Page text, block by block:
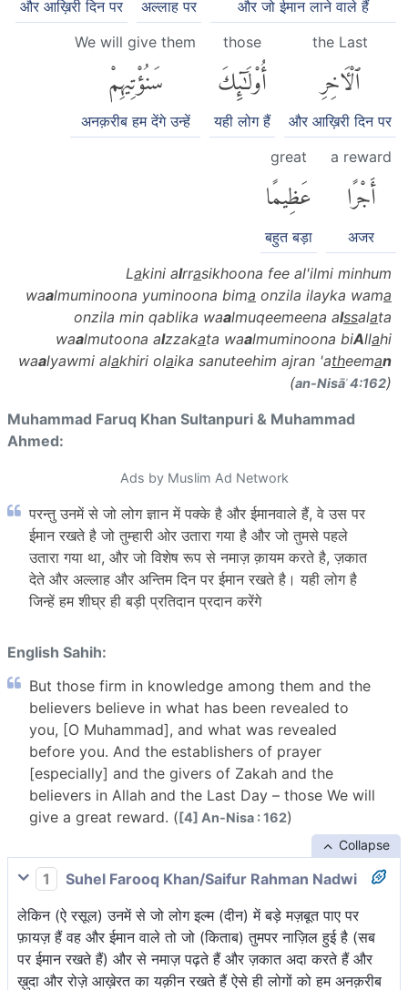
और जो ईमान लाने वाले हैं
अल्लाह पर
और आख़िरी दिन पर
the Last
ٱلْءَاخِرِ
और आख़िरी दिन पर
those
أُو۟لَٰٓئِكَ
यही लोग हैं
We will give them
سَنُؤْتِيهِمْ
अनक़रीब हम देंगे उन्हें
a reward
أَجْرًا
अजर
great
عَظِيمًا
बहुत बड़ा
Lakini alrrasikhoona fee al'ilmi minhum
waalmuminoona yuminoona bima onzila ilayka wama
onzila min qablika waalmuqeemeena alssalata
waalmutoona alzzakata waalmuminoona biAllahi
waalyawmi alakhiri olaika sanuteehim ajran 'atheeman
(an-Nisāʾ 4:162)
Muhammad Faruq Khan Sultanpuri & Muhammad
Ahmed:
Ads by Muslim Ad Network
परन्तु उनमें से जो लोग ज्ञान में पक्के है और ईमानवाले हैं, वे उस पर
ईमान रखते है जो तुम्हारी ओर उतारा गया है और जो तुमसे पहले
उतारा गया था, और जो विशेष रूप से नमाज़ क़ायम करते है, ज़कात
देते और अल्लाह और अन्तिम दिन पर ईमान रखते है। यही लोग है
जिन्हें हम शीघ्र ही बड़ी प्रतिदान प्रदान करेंगे
English Sahih:
But those firm in knowledge among them and the
believers believe in what has been revealed to
you, [O Muhammad], and what was revealed
before you. And the establishers of prayer
[especially] and the givers of Zakah and the
believers in Allah and the Last Day – those We will
give a great reward. ([4] An-Nisa : 162)
Collapse
1
Suhel Farooq Khan/Saifur Rahman Nadwi
लेकिन (ऐ रसूल) उनमें से जो लोग इल्म (दीन) में बड़े मज़बूत पाए पर
फ़ायज़ हैं वह और ईमान वाले तो जो (किताब) तुमपर नाज़िल हुई है (सब
पर ईमान रखते हैं) और से नमाज़ पढ़ते हैं और ज़कात अदा करते हैं और
ख़ुदा और रोज़े आख़ेरत का यक़ीन रखते हैं ऐसे ही लोगों को हम अनक़रीब